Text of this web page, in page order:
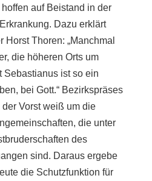
auf Beistand in der
Dazu erklärt
Horst Thoren: „Manchmal
die höheren Orts um
Sebastianus ist so ein
bei Gott.“ Bezirkspräses
Vorst weiß um die
die unter
des
sind. Daraus ergebe
die Schutzfunktion für